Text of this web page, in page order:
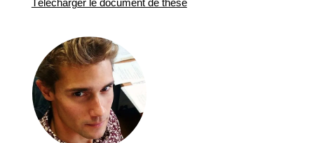
Télécharger le document de thèse